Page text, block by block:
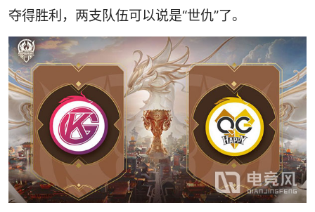
夺得胜利，两支队伍可以说是“世仇”了。